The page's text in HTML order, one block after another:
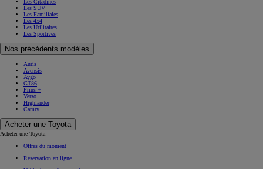
Les SUV
Les Familiales
Les 4x4
Les Utilitaires
Les Sportives
Nos précédents modèles
Auris
Avensis
Aygo
GT86
Prius +
Verso
Highlander
Camry
Acheter une Toyota
Acheter une Toyota
Offres du moment
Réservation en ligne